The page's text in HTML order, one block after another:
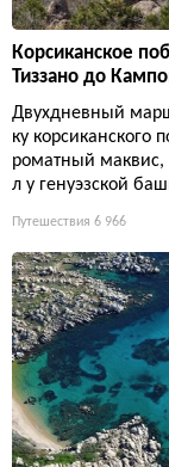
Корсиканское
Тиззано до
Двухдневный
ку корсиканского
роматный
л у генуэзской
Путешествия 6 966